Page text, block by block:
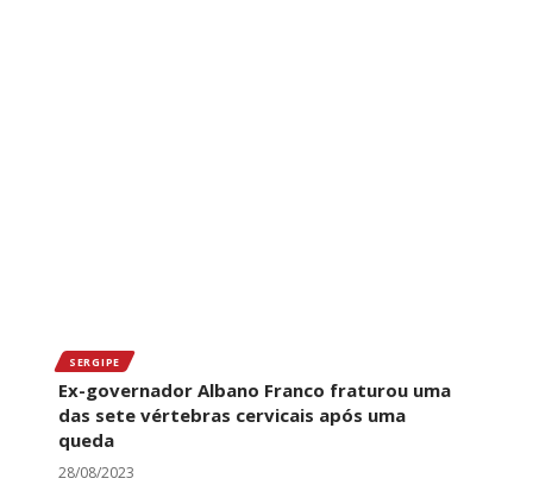
SERGIPE
Ex-governador Albano Franco fraturou uma
das sete vértebras cervicais após uma
queda
28/08/2023